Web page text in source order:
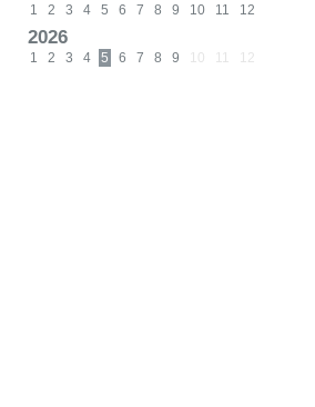
1 2 3 4 5 6 7 8 9 10 11 12
2026
1 2 3 4 5 6 7 8 9 10 11 12